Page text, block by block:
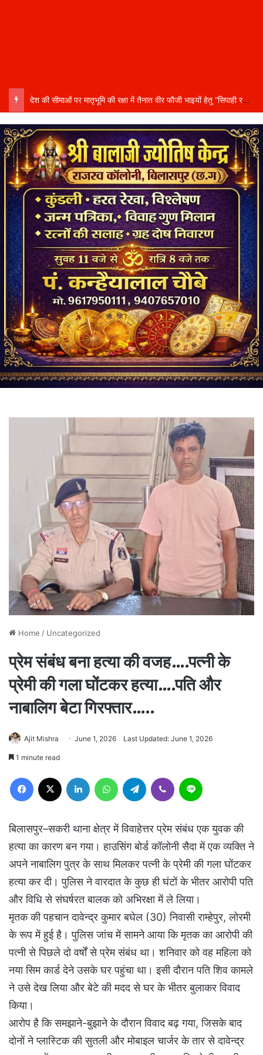
देश की सीमाओं पर मातृभूमि की रक्षा में तैनात वीर फौजी भाइयों हेतु “सिपाही रक्षा सूत्र संग्रहण” कार्यक्रम हुआ संपन्न….
Home / Uncategorized
प्रेम संबंध बना हत्या की वजह….पत्नी के
प्रेमी की गला घोंटकर हत्या….पति और
नाबालिग बेटा गिरफ्तार…..
Ajit Mishra June 1, 2026 Last Updated: June 1, 2026
1 minute read
Facebook LinkedIn WhatsAppTelegram Viber
बिलासपुर–सकरी थाना क्षेत्र में विवाहेत्तर प्रेम संबंध एक युवक की
हत्या का कारण बन गया। हाउसिंग बोर्ड कॉलोनी सैदा में एक व्यक्ति ने
अपने नाबालिग पुत्र के साथ मिलकर पत्नी के प्रेमी की गला घोंटकर
हत्या कर दी। पुलिस ने वारदात के कुछ ही घंटों के भीतर आरोपी पति
और विधि से संघर्षरत बालक को अभिरक्षा में ले लिया।
मृतक की पहचान दावेन्द्र कुमार बघेल (30) निवासी राम्हेपुर, लोरमी
के रूप में हुई है। पुलिस जांच में सामने आया कि मृतक का आरोपी की
पत्नी से पिछले दो वर्षों से प्रेम संबंध था। शनिवार को वह महिला को
नया सिम कार्ड देने उसके घर पहुंचा था। इसी दौरान पति शिव कामले
ने उसे देख लिया और बेटे की मदद से घर के भीतर बुलाकर विवाद
किया।
आरोप है कि समझाने-बुझाने के दौरान विवाद बढ़ गया, जिसके बाद
दोनों ने प्लास्टिक की सुतली और मोबाइल चार्जर के तार से दावेन्द्र